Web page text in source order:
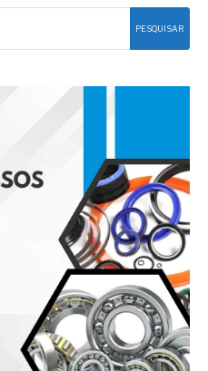
PESQUISAR